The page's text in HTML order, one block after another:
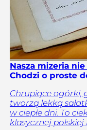
Nasza mizeria nie
Chodzi o proste
Chrupiące ogórki,
tworzą lekką
w ciepłe dni. To
klasycznej polskiej